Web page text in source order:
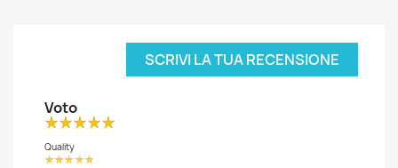
SCRIVI LA TUA RECENSIONE
Voto
Quality